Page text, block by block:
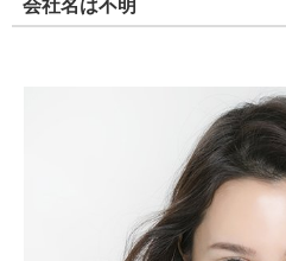
会社名は不明